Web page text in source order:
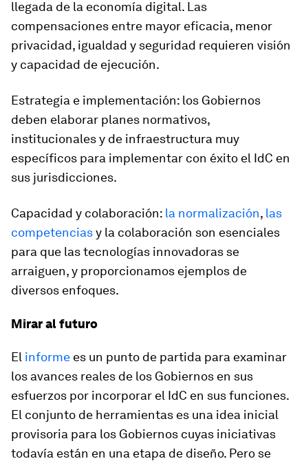
llegada de la economía digital. Las
compensaciones entre mayor eficacia, menor
privacidad, igualdad y seguridad requieren visión
y capacidad de ejecución.
Estrategia e implementación: los Gobiernos
deben elaborar planes normativos,
institucionales y de infraestructura muy
específicos para implementar con éxito el IdC en
sus jurisdicciones.
Capacidad y colaboración: la normalización, las
competenciasy la colaboración son esenciales
para que las tecnologías innovadoras se
arraiguen, y proporcionamos ejemplos de
diversos enfoques.
Mirar al futuro
El informe es un punto de partida para examinar
los avances reales de los Gobiernos en sus
esfuerzos por incorporar el IdC en sus funciones.
El conjunto de herramientas es una idea inicial
provisoria para los Gobiernos cuyas iniciativas
todavía están en una etapa de diseño. Pero se